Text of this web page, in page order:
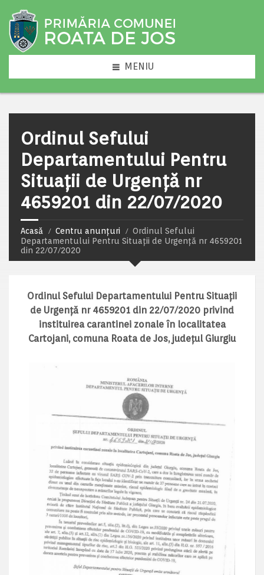
MENIU
Ordinul Sefului
Departamentului Pentru
Situații de Urgență nr
4659201 din 22/07/2020
Acasă Centru anunțuri
Ordinul Sefului
Departamentului Pentru Situații de Urgență nr 4659201
din 22/07/2020
Ordinul Sefului Departamentului Pentru Situații
de Urgență nr 4659201 din 22/07/2020 privind
instituirea carantinei zonale în localitatea
Cartojani, comuna Roata de Jos, județul Giurgiu